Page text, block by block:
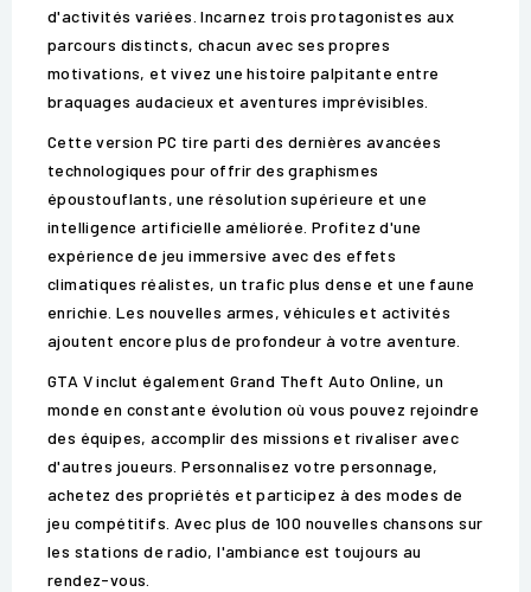
d'activités variées. Incarnez trois protagonistes aux
parcours distincts, chacun avec ses propres
motivations, et vivez une histoire palpitante entre
braquages audacieux et aventures imprévisibles.
Cette version PC tire parti des dernières avancées
technologiques pour offrir des graphismes
époustouflants, une résolution supérieure et une
intelligence artificielle améliorée. Profitez d'une
expérience de jeu immersive avec des effets
climatiques réalistes, un trafic plus dense et une faune
enrichie. Les nouvelles armes, véhicules et activités
ajoutent encore plus de profondeur à votre aventure.
GTA V inclut également Grand Theft Auto Online, un
monde en constante évolution où vous pouvez rejoindre
des équipes, accomplir des missions et rivaliser avec
d'autres joueurs. Personnalisez votre personnage,
achetez des propriétés et participez à des modes de
jeu compétitifs. Avec plus de 100 nouvelles chansons sur
les stations de radio, l'ambiance est toujours au
rendez-vous.